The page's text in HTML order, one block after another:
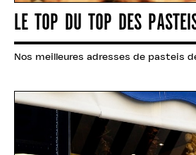
LE TOP DU TOP DES
Nos meilleures adresses de pasteis